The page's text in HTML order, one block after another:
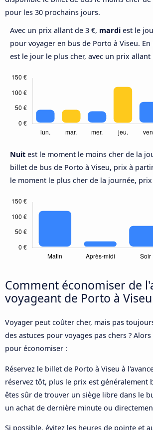
pour les 30 prochains jours.
Avec un prix allant de 3 €, mardi est le
pour voyager en bus de Porto à Viseu. En
est le jour le plus cher, avec un prix allant
Nuit est le moment le moins cher de la
billet de bus de Porto à Viseu, prix à
le moment le plus cher de la journée,
Comment économiser de
voyageant de Porto à Viseu
Voyager peut coûter cher, mais pas
des astuces pour voyages pas chers ?
pour économiser :
Réservez le billet de Porto à Viseu à
réservez tôt, plus le prix est généralement
êtes sûr de trouver un siège libre dans le
un achat de dernière minute ou
Si possible, évitez les heures de pointe et